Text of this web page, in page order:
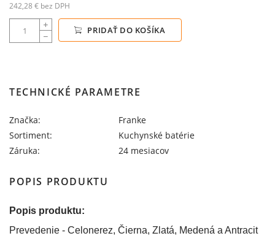
242,28 € bez DPH
PRIDAŤ DO KOŠÍKA
TECHNICKÉ PARAMETRE
Značka:
Franke
Sortiment:
Kuchynské batérie
Záruka:
24 mesiacov
POPIS PRODUKTU
Popis produktu:
Prevedenie - Celonerez, Čierna, Zlatá, Medená a Antracit